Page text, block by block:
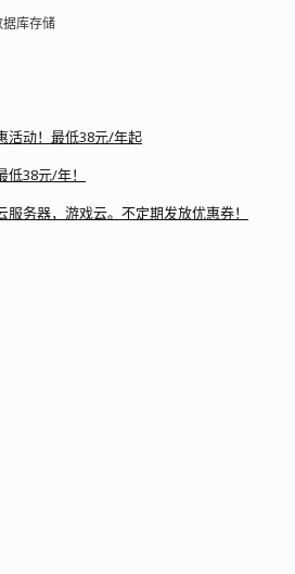
库存储
活动！最低38元/年起
低38元/年！
服务器，游戏云。不定期发放优惠券！